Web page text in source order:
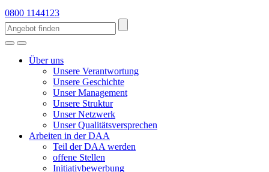
0800 1144123
Über uns
Unsere Verantwortung
Unsere Geschichte
Unser Management
Unsere Struktur
Unser Netzwerk
Unser Qualitätsversprechen
Arbeiten in der DAA
Teil der DAA werden
offene Stellen
Initiativbewerbung